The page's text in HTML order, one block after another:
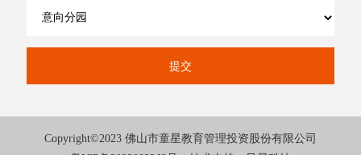
Copyright©2023 佛山市童星教育管理投资股份有限公司